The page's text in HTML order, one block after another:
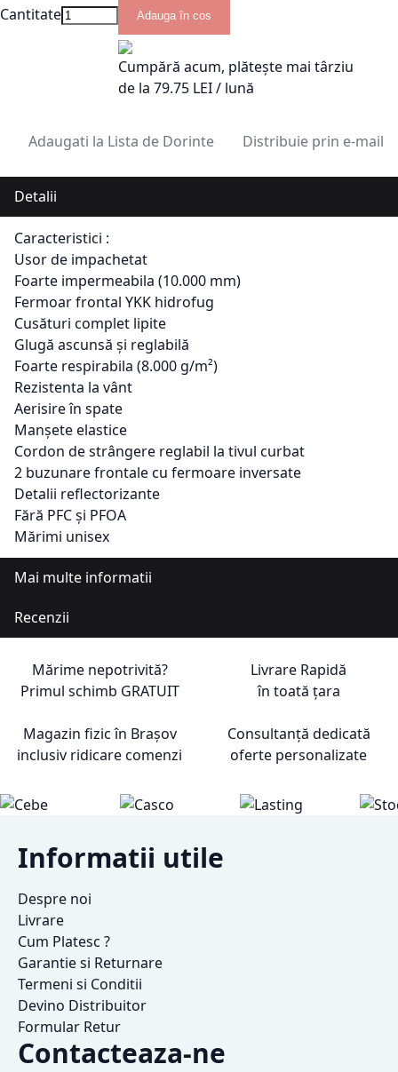
Cantitate Adauga în cos
Cumpără acum, plătește mai târziu
de la 79.75 LEI / lună
Adaugati la Lista de Dorinte Distribuie prin e-mail
Detalii
Caracteristici :
Usor de impachetat
Foarte impermeabila (10.000 mm)
Fermoar frontal YKK hidrofug
Cusături complet lipite
Glugă ascunsă și reglabilă
Foarte respirabila (8.000 g/m²)
Rezistenta la vânt
Aerisire în spate
Manșete elastice
Cordon de strângere reglabil la tivul curbat
2 buzunare frontale cu fermoare inversate
Detalii reflectorizante
Fără PFC și PFOA
Mărimi unisex
Mai multe informatii
Recenzii
Mărime nepotrivită?
Primul schimb GRATUIT
Livrare Rapidă
în toată țara
Magazin fizic în Brașov
inclusiv ridicare comenzi
Consultanță dedicată
oferte personalizate
Informatii utile
Despre noi
Livrare
Cum Platesc ?
Garantie si Returnare
Termeni si Conditii
Devino Distribuitor
Formular Retur
Contacteaza-ne